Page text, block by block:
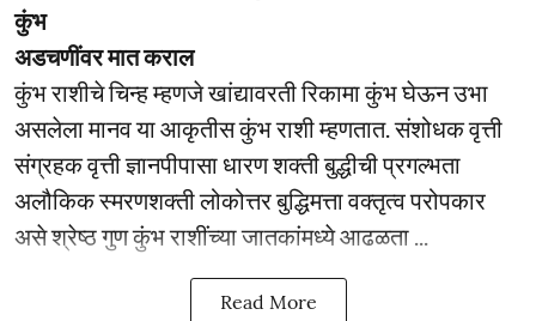
कुंभ
अडचणींवर मात कराल
कुंभ राशीचे चिन्ह म्हणजे खांद्यावरती रिकामा कुंभ घेऊन उभा
असलेला मानव या आकृतीस कुंभ राशी म्हणतात. संशोधक वृत्ती
संग्रहक वृत्ती ज्ञानपीपासा धारण शक्ती बुद्धीची प्रगल्भता
अलौकिक स्मरणशक्ती लोकोत्तर बुद्धिमत्ता वक्तृत्व परोपकार
असे श्रेष्ठ गुण कुंभ राशींच्या जातकांमध्ये आढळता ...
Read More